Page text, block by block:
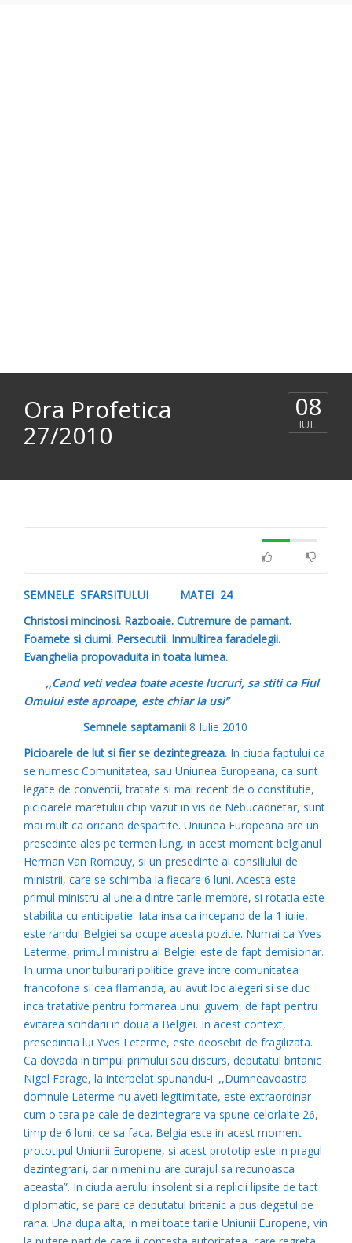
Ora Profetica
27/2010
08
IUL.
SEMNELE SFARSITULUI MATEI 24
Christosi mincinosi. Razboaie. Cutremure de pamant.
Foamete si ciumi. Persecutii. Inmultirea faradelegii.
Evanghelia propovaduita in toata lumea.
,,Cand veti vedea toate aceste lucruri, sa stiti ca Fiul
Omului este aproape, este chiar la usi”
Semnele saptamanii 8 Iulie 2010
Picioarele de lut si fier se dezintegreaza. In ciuda faptului ca
se numesc Comunitatea, sau Uniunea Europeana, ca sunt
legate de conventii, tratate si mai recent de o constitutie,
picioarele maretului chip vazut in vis de Nebucadnetar, sunt
mai mult ca oricand despartite. Uniunea Europeana are un
presedinte ales pe termen lung, in acest moment belgianul
Herman Van Rompuy, si un presedinte al consiliului de
ministrii, care se schimba la fiecare 6 luni. Acesta este
primul ministru al uneia dintre tarile membre, si rotatia este
stabilita cu anticipatie. Iata insa ca incepand de la 1 iulie,
este randul Belgiei sa ocupe acesta pozitie. Numai ca Yves
Leterme, primul ministru al Belgiei este de fapt demisionar.
In urma unor tulburari politice grave intre comunitatea
francofona si cea flamanda, au avut loc alegeri si se duc
inca tratative pentru formarea unui guvern, de fapt pentru
evitarea scindarii in doua a Belgiei. In acest context,
presedintia lui Yves Leterme, este deosebit de fragilizata.
Ca dovada in timpul primului sau discurs, deputatul britanic
Nigel Farage, la interpelat spunandu-i: ,,Dumneavoastra
domnule Leterme nu aveti legitimitate, este extraordinar
cum o tara pe cale de dezintegrare va spune celorlalte 26,
timp de 6 luni, ce sa faca. Belgia este in acest moment
prototipul Uniunii Europene, si acest prototip este in pragul
dezintegrarii, dar nimeni nu are curajul sa recunoasca
aceasta”. In ciuda aerului insolent si a replicii lipsite de tact
diplomatic, se pare ca deputatul britanic a pus degetul pe
rana. Una dupa alta, in mai toate tarile Uniunii Europene, vin